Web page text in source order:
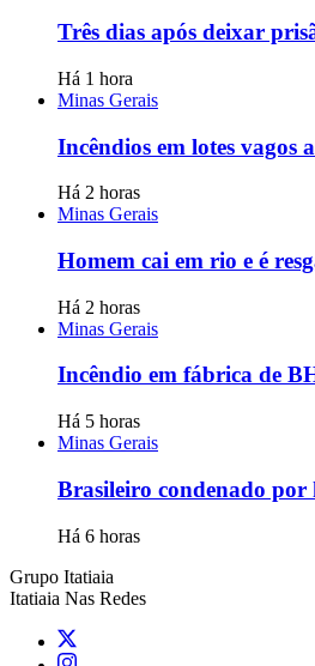
Três dias após deixar
Há 1 hora
Minas Gerais
Incêndios em lotes vagos
Há 2 horas
Minas Gerais
Homem cai em rio e é
Há 2 horas
Minas Gerais
Incêndio em fábrica de
Há 5 horas
Minas Gerais
Brasileiro condenado
Há 6 horas
Grupo Itatiaia
Itatiaia Nas Redes